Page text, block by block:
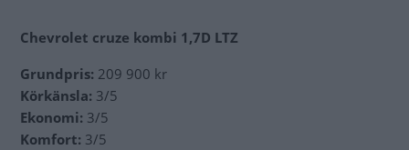
Chevrolet cruze kombi 1,7D LTZ
Grundpris: 209 900 kr
Körkänsla: 3/5
Ekonomi: 3/5
Komfort: 3/5